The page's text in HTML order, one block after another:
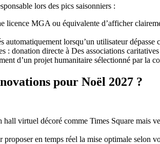
lors des pics saisonniers :
licence MGA ou équivalente d’afficher
automatiquement lorsqu’un utilisateur
: donation directe à Des associations
d’un projet humanitaire sélectionné par la
pour Noël 2027 ?
virtuel décoré comme Times Square mais
en temps réel la mise optimale